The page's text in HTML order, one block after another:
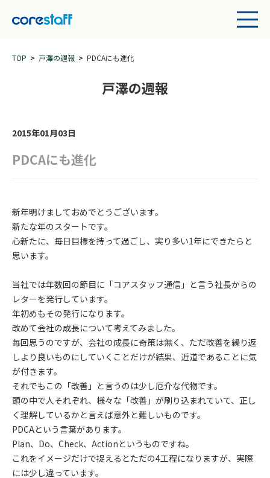
TOP 戸澤の週報 PDCAにも進化
戸澤の週報
2015年01月03日
PDCAにも進化
新年明けましておめでとうございます。
新たな年のスタートです。
心新たに、毎日目標を持って過ごし、実り多い1年にできたらと
思います。
当社では年数回の節目に「コアスタッフ通信」と言う社長からの
レターを発行しています。
年初めもその発行になります。
改めて会社の成長について考えてみました。
毎回思うのですが、会社の成長に奇策は無く、ただ改善を繰り返
しより良いものにしていくことだけが結果、近道であることに気
が付きます。
それでもこの「改善」と言うのは少し厄介な代物です。
頭の中で人それぞれ、様々な「改善」が刷り込まれていて、正し
く理解しているかと言えば意外と難しいものです。
PDCAという言葉があります。
Plan、Do、Check、Actionというものですね。
これをイメージだけで捉えるとただの4工程になりますが、実際
には少し違っています。